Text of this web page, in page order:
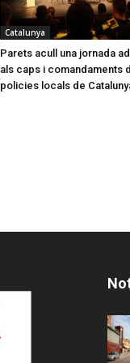
Catalunya
Parets acull una jornada
als caps i comandaments
policies locals de